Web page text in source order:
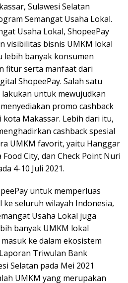
Sulawesi Selatan
Semangat Usaha Lokal.
Usaha Lokal, ShopeePay
visibilitas bisnis UMKM lokal
lebih banyak konsumen
fitur serta manfaat dari
ShopeePay. Salah satu
lakukan untuk mewujudkan
promo cashback
Makassar. Lebih dari itu,
cashback spesial
UMKM favorit, yaitu Hanggar
City, dan Check Point Nuri
4-10 Juli 2021.
untuk memperluas
seluruh wilayah Indonesia,
Usaha Lokal juga
banyak UMKM lokal
ke dalam ekosistem
Triwulan Bank
Selatan pada Mei 2021
UMKM yang merupakan